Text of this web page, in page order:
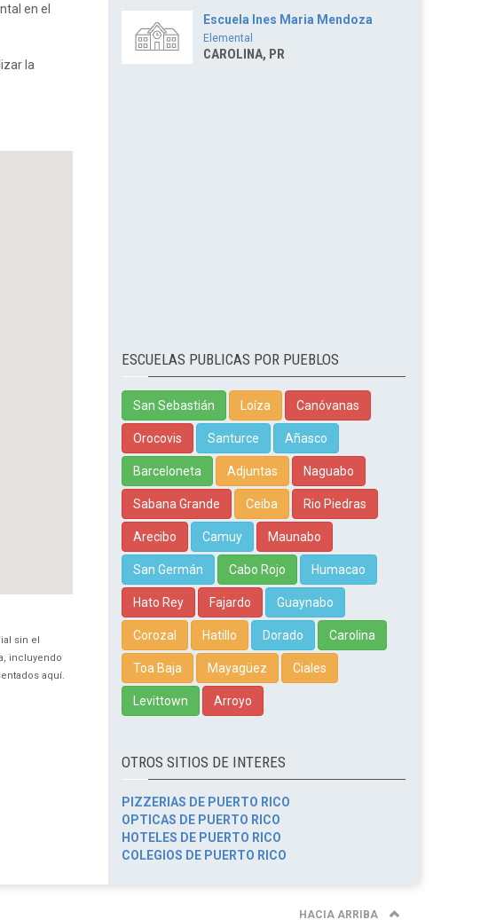
en el
la
sin el
incluyendo
aquí.
Escuela Ines Maria Mendoza
Elemental
CAROLINA, PR
ESCUELAS PUBLICAS POR PUEBLOS
San Sebastián Loíza Canóvanas
Orocovis Santurce Añasco
Barceloneta Adjuntas Naguabo
Sabana Grande Ceiba Rio Piedras
Arecibo Camuy Maunabo
San Germán Cabo Rojo Humacao
Hato Rey Fajardo Guaynabo
Corozal Hatillo Dorado Carolina
Toa Baja Mayagüez Ciales
Levittown Arroyo
OTROS SITIOS DE INTERES
PIZZERIAS DE PUERTO RICO
OPTICAS DE PUERTO RICO
HOTELES DE PUERTO RICO
COLEGIOS DE PUERTO RICO
HACIA ARRIBA